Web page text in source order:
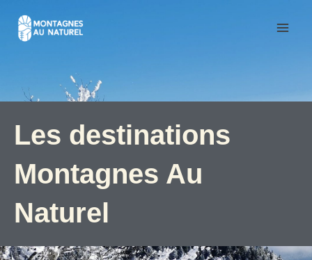
contenu
Les destinations
Montagnes Au
Naturel